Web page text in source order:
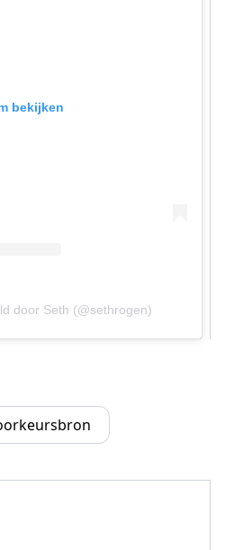
bekijken
door Seth (@sethrogen)